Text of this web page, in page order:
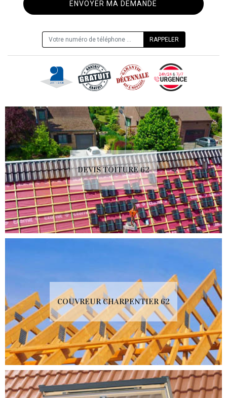
DEVIS TOITURE 62
COUVREUR CHARPENTIER 62